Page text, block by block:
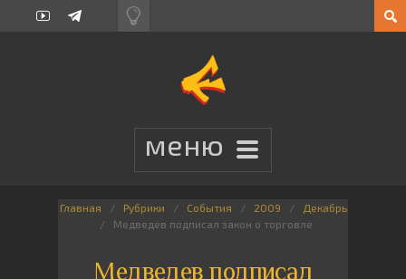
Главная Рубрики События 2009
Декабрь
Медведев подписал закон о торговле
Медведев подписал